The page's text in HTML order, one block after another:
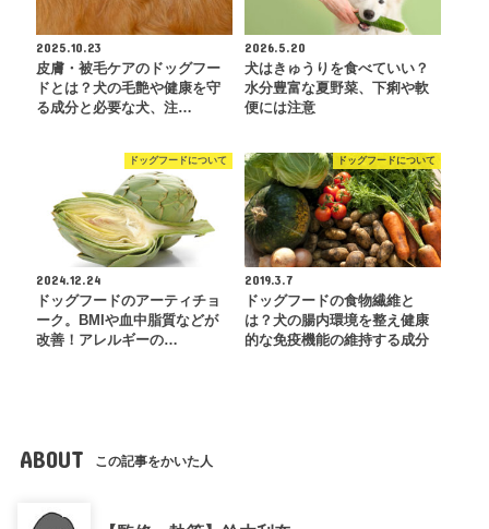
2025.10.23
皮膚・被毛ケアのドッグフー
ドとは？犬の毛艶や健康を守
る成分と必要な犬、注…
2026.5.20
犬はきゅうりを食べていい？
水分豊富な夏野菜、下痢や軟
便には注意
ドッグフードについて
2024.12.24
ドッグフードのアーティチョ
ーク。BMIや⾎中脂質などが
改善！アレルギーの…
ドッグフードについて
2019.3.7
ドッグフードの食物繊維と
は？犬の腸内環境を整え健康
的な免疫機能の維持する成分
ABOUT この記事をかいた人